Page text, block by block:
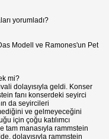
yorumladı?
Modell ve Ramones'un Pet
mi?
dolayısıyla geldi. Konser
fanı konserdeki seyirci
da seyircileri
ve gelmeyeceğini
için çoğu katılımcı
tam manasıyla rammstein
dolayısıyla rammstein